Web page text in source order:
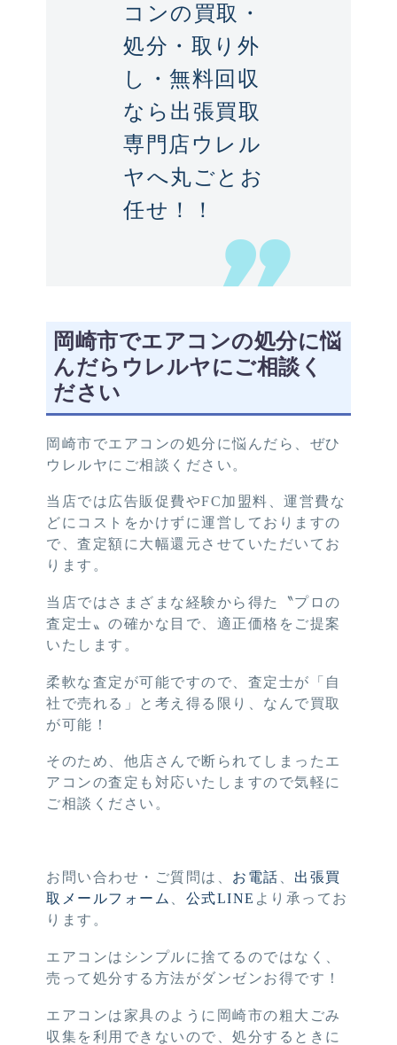
コンの買取・
処分・取り外
し・無料回収
なら出張買取
専門店ウレル
ヤへ丸ごとお
任せ！！
岡崎市でエアコンの処分に悩
んだらウレルヤにご相談く
ださい
岡崎市でエアコンの処分に悩んだら、ぜひ
ウレルヤにご相談ください。
当店では広告販促費やFC加盟料、運営費な
どにコストをかけずに運営しておりますの
で、査定額に大幅還元させていただいてお
ります。
当店ではさまざまな経験から得た〝プロの
査定士〟の確かな目で、適正価格をご提案
いたします。
柔軟な査定が可能ですので、査定士が「自
社で売れる」と考え得る限り、なんで買取
が可能！
そのため、他店さんで断られてしまったエ
アコンの査定も対応いたしますので気軽に
ご相談ください。
お問い合わせ・ご質問は、 お電話
出張買
取メールフォーム
公式LINE より承ってお
ります。
エアコンはシンプルに捨てるのではなく、
売って処分する方法がダンゼンお得です！
エアコンは家具のように岡崎市の粗大ごみ
収集を利用できないので、処分するときに